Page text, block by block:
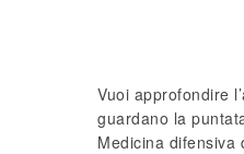
Vuoi approfondire
guardano la
Medicina difensiva